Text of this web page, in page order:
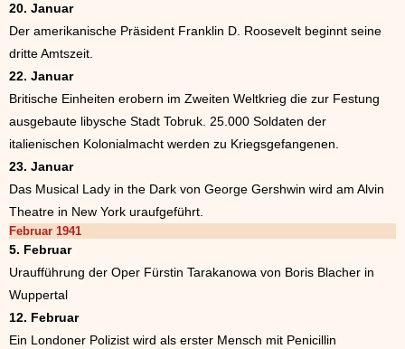
20. Januar
Der amerikanische Präsident Franklin D. Roosevelt beginnt seine
dritte Amtszeit.
22. Januar
Britische Einheiten erobern im Zweiten Weltkrieg die zur Festung
ausgebaute libysche Stadt Tobruk. 25.000 Soldaten der
italienischen Kolonialmacht werden zu Kriegsgefangenen.
23. Januar
Das Musical Lady in the Dark von George Gershwin wird am Alvin
Theatre in New York uraufgeführt.
Februar 1941
5. Februar
Uraufführung der Oper Fürstin Tarakanowa von Boris Blacher in
Wuppertal
12. Februar
Ein Londoner Polizist wird als erster Mensch mit Penicillin